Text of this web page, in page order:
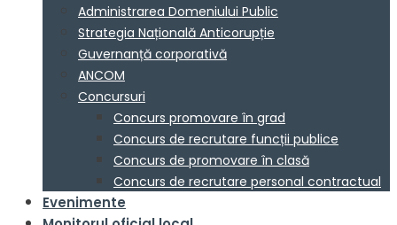
Administrarea Domeniului Public
Strategia Națională Anticorupție
Guvernanță corporativă
ANCOM
Concursuri
Concurs promovare în grad
Concurs de recrutare funcții publice
Concurs de promovare în clasă
Concurs de recrutare personal contractual
Evenimente